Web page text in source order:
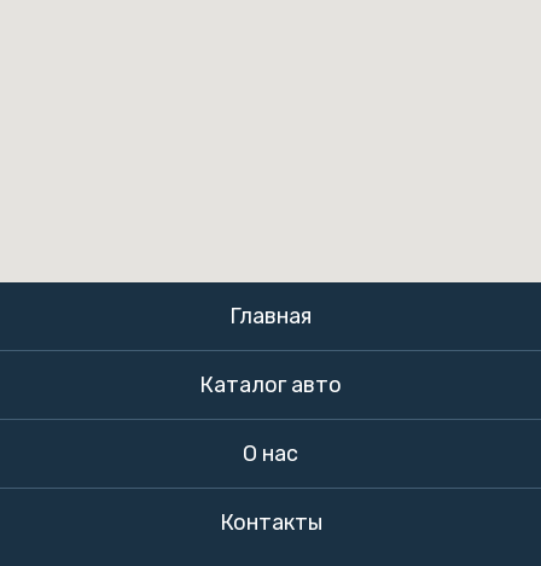
Главная
Каталог авто
О нас
Контакты